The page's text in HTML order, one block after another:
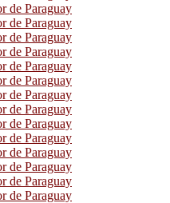
de Paraguay
de Paraguay
de Paraguay
de Paraguay
de Paraguay
de Paraguay
de Paraguay
de Paraguay
de Paraguay
de Paraguay
de Paraguay
de Paraguay
de Paraguay
de Paraguay